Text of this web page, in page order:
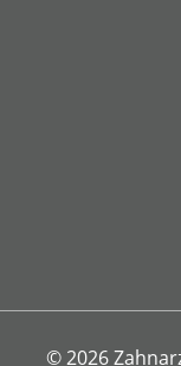
© 2026